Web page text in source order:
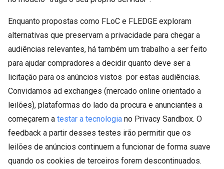
Enquanto propostas como FLoC e FLEDGE exploram
alternativas que preservam a privacidade para chegar a
audiências relevantes, há também um trabalho a ser feito
para ajudar compradores a decidir quanto deve ser a
licitação para os anúncios vistos por estas audiências.
Convidamos ad exchanges (mercado online orientado a
leilões), plataformas do lado da procura e anunciantes a
começarem a testar a tecnologia no Privacy Sandbox. O
feedback a partir desses testes irão permitir que os
leilões de anúncios continuem a funcionar de forma suave
quando os cookies de terceiros forem descontinuados.